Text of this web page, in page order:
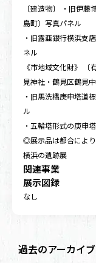
〔建造物〕 ・旧伊
島町）写真パネル
・旧露亜銀行横浜支
ネル
《市地域文化財》
見神社・鶴見区鶴見
・旧馬洗橋庚申塔道
ル
・五輪塔形式の庚申
◎展示品は都合により
横浜の遺跡展
関連事業
展示図録
なし
過去のアーカイブ